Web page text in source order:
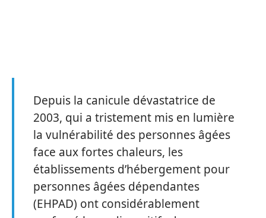
Depuis la canicule dévastatrice de
2003, qui a tristement mis en lumière
la vulnérabilité des personnes âgées
face aux fortes chaleurs, les
établissements d’hébergement pour
personnes âgées dépendantes
(EHPAD) ont considérablement